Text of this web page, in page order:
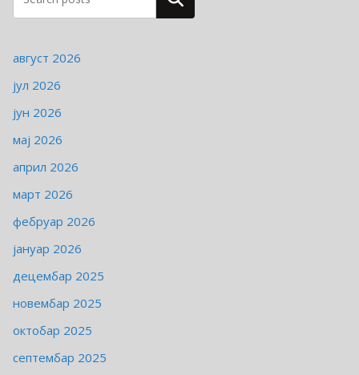
август 2026
јул 2026
јун 2026
мај 2026
април 2026
март 2026
фебруар 2026
јануар 2026
децембар 2025
новембар 2025
октобар 2025
септембар 2025